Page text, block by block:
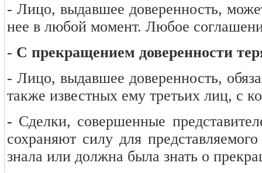
- Лицо, выдавшее доверенность,
нее в любой момент. Любое
- С прекращением доверенности
- Лицо, выдавшее доверенность,
также известных ему третьих лиц, с
- Сделки, совершенные
сохраняют силу для
знала или должна была знать о